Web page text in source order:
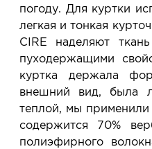
погоду. Для куртки
легкая и тонкая
CIRE наделяют
пуходержащими
куртка держала
внешний вид, была
теплой, мы применили
содержится 70%
полиэфирного